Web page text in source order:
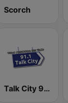
Scorch
Talk City 91.1 FM